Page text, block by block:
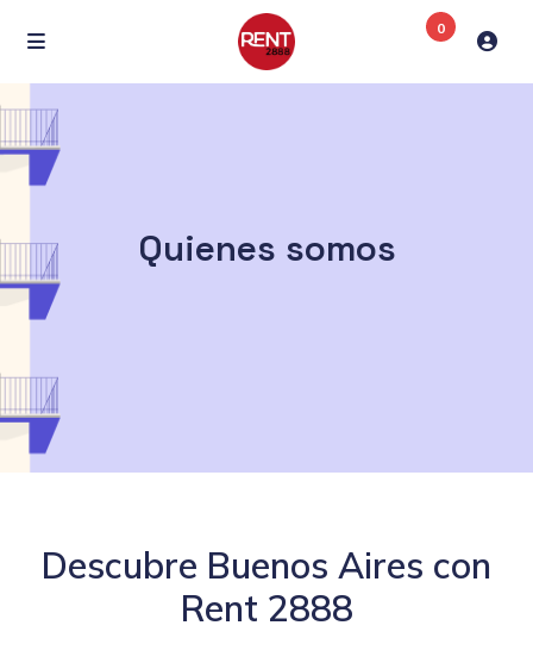
0
Quienes somos
Descubre Buenos Aires con
Rent 2888